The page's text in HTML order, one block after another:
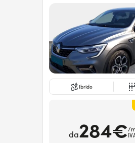
Ibrido
da284€/